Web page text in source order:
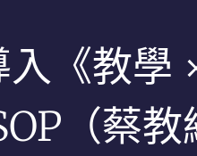
入《教學
（蔡教